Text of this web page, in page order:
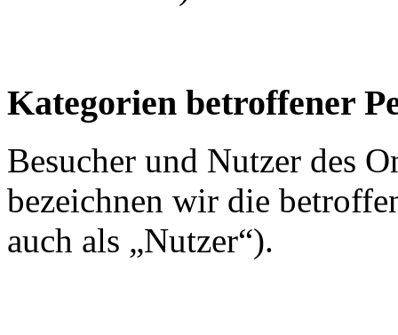
Kategorien betroffener
Besucher und Nutzer des
bezeichnen wir die
auch als „Nutzer“).